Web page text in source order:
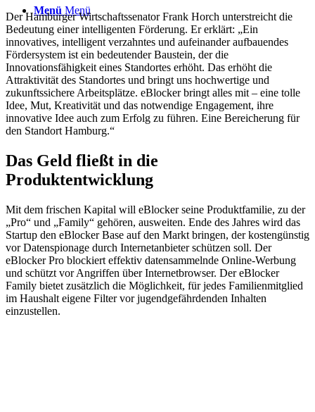
Menü Menü
Der Hamburger Wirtschaftssenator Frank Horch unterstreicht die
Bedeutung einer intelligenten Förderung. Er erklärt: „Ein
innovatives, intelligent verzahntes und aufeinander aufbauendes
Fördersystem ist ein bedeutender Baustein, der die
Innovationsfähigkeit eines Standortes erhöht. Das erhöht die
Attraktivität des Standortes und bringt uns hochwertige und
zukunftssichere Arbeitsplätze. eBlocker bringt alles mit – eine tolle
Idee, Mut, Kreativität und das notwendige Engagement, ihre
innovative Idee auch zum Erfolg zu führen. Eine Bereicherung für
den Standort Hamburg.“
Das Geld fließt in die
Produktentwicklung
Mit dem frischen Kapital will eBlocker seine Produktfamilie, zu der
„Pro“ und „Family“ gehören, ausweiten. Ende des Jahres wird das
Startup den eBlocker Base auf den Markt bringen, der kostengünstig
vor Datenspionage durch Internetanbieter schützen soll. Der
eBlocker Pro blockiert effektiv datensammelnde Online-Werbung
und schützt vor Angriffen über Internetbrowser. Der eBlocker
Family bietet zusätzlich die Möglichkeit, für jedes Familienmitglied
im Haushalt eigene Filter vor jugendgefährdenden Inhalten
einzustellen.